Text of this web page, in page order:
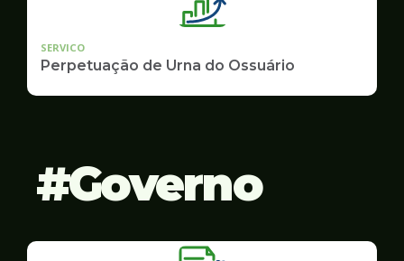
SERVICO
Perpetuação de Urna do Ossuário
Governo